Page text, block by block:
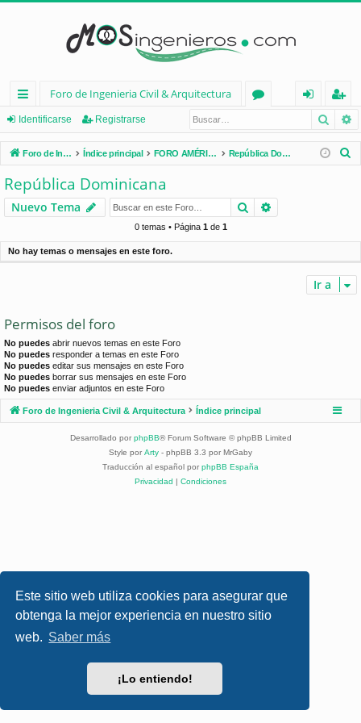
Este sitio web utiliza cookies para asegurar que
obtenga la mejor experiencia en nuestro sitio
web. Saber más
¡Lo entiendo!
nl
ac
es
rá
pi
d
Foro de Ingenieria Civil & Arquitectura
os
nt
ifi
e
eg
ist
ra
Identificarse Registrarse
Foro de Ingenieria Civil & Arquitectura Índice principal FORO AMÉRICA LATINA República Dominicana
r
República Dominicana
Nuevo Tema Buscar
0 temas • Página 1de 1
No hay temas o mensajes en este foro.
Ir a
Permisos del foro
No puedes abrir nuevos temas en este Foro
No puedes responder a temas en este Foro
No puedes editar sus mensajes en este Foro
No puedes borrar sus mensajes en este Foro
No puedes enviar adjuntos en este Foro
Foro de Ingenieria Civil & Arquitectura Índice principal
Desarrollado por phpBB® Forum Software © phpBB Limited
Style por Arty - phpBB 3.3 por MrGaby
Traducción al español por phpBB España
Privacidad | Condiciones